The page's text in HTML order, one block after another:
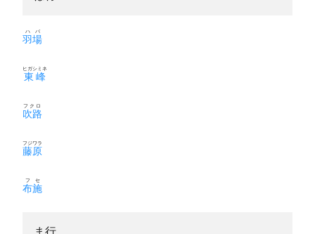
羽場
ハバ
東峰
ヒガシミネ
吹路
フクロ
藤原
フジワラ
布施
フセ
ま行